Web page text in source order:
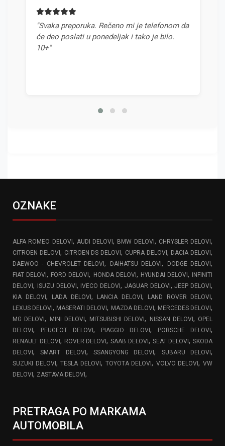
"Svaka preporuka. Rečeno mi je telefonom da
će deo poslati u ponedeljak i tako je bilo.
OZNAKE
ALFA ROMEO DELOVI, AUDI DELOVI, BMW DELOVI, CHRYSLER DELOVI,
CITROEN DELOVI, CITROEN DS DELOVI, CUPRA DELOVI, DACIA DELOVI,
DAEWOO - CHEVROLET DELOVI, DAIHATSU DELOVI, DODGE DELOVI,
FIAT DELOVI, FORD DELOVI, HONDA DELOVI, HYUNDAI DELOVI, INFINITI
DELOVI, ISUZU DELOVI, IVECO DELOVI, JAGUAR DELOVI,JEEP DELOVI,
KIA DELOVI, LADA DELOVI, LANCIA DELOVI, LAND ROVER DELOVI,
LEXUS DELOVI, MASERATI DELOVI, MAZDA DELOVI, MERCEDES DELOVI,
MG DELOVI, MINI DELOVI, MITSUBISHI DELOVI, NISSAN DELOVI, OPEL
DELOVI, PEUGEOT DELOVI, PIAGGIO DELOVI, PORSCHE DELOVI,
RENAULT DELOVI, ROVER DELOVI, SAAB DELOVI, SEAT DELOVI, SKODA
DELOVI,SMART DELOVI,SSANGYONG DELOVI, SUBARU DELOVI,
SUZUKI DELOVI,TESLA DELOVI, TOYOTA DELOVI, VOLVO DELOVI, VW
DELOVI, ZASTAVA DELOVI,
PRETRAGA PO MARKAMA
AUTOMOBILA